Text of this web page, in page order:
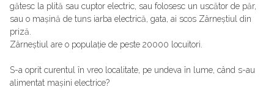
gătesc la plită sau cuptor electric, sau folosesc un uscător de păr,
sau o mașină de tuns iarba electrică, gata, ai scos Zârneștiul din
priză.
Zârneștiul are o populație de peste 20000 locuitori.
S-a oprit curentul în vreo localitate, pe undeva în lume, când s-au
alimentat mașini electrice?